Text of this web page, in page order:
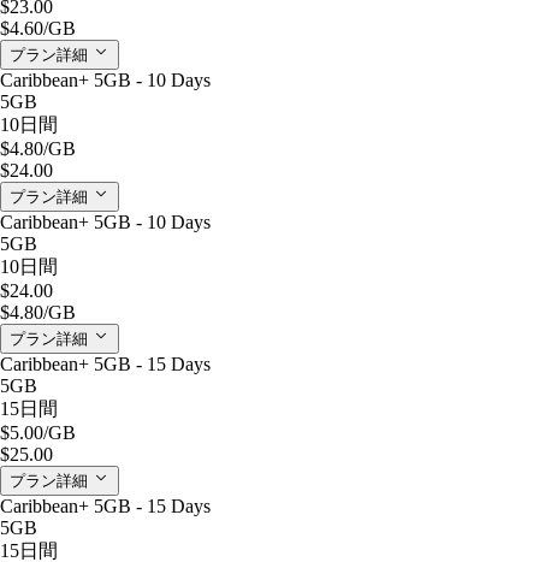
$23.00
$4.60/GB
プラン詳細
Caribbean+ 5GB - 10 Days
5GB
10日間
$4.80/GB
$24.00
プラン詳細
Caribbean+ 5GB - 10 Days
5GB
10日間
$24.00
$4.80/GB
プラン詳細
Caribbean+ 5GB - 15 Days
5GB
15日間
$5.00/GB
$25.00
プラン詳細
Caribbean+ 5GB - 15 Days
5GB
15日間